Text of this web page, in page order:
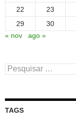
22
23
29
30
« nov
ago »
Pesquisar
por:
TAGS